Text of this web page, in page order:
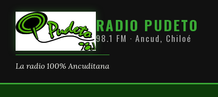
RADIO PUDETO
98.1 FM · Ancud, Chiloé
La radio 100% Ancuditana